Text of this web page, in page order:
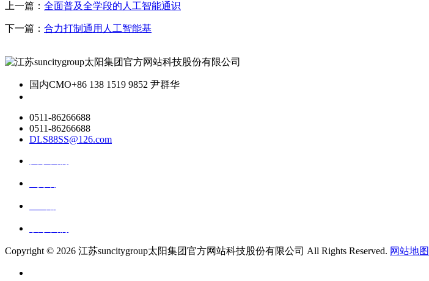
上一篇： 全面普及全学段的人工智能通识
下一篇： 合力打制通用人工智能基
国内CMO+86 138 1519 9852 尹群华
0511-86266688
0511-86266688
DLS88SS@126.com
Copyright © 2026 江苏suncitygroup太阳集团官方网站科技股份有限公司 All Rights Reserved. 网站地图